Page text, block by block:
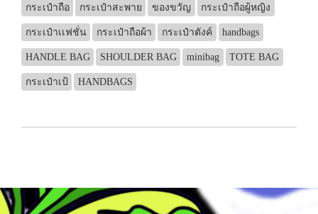
กระเป๋าถือ กระเป๋าสะพาย ของขวัญ กระเป๋าถือผู้หญิง
กระเป๋าเเฟชั่น กระเป๋าถือผ้า กระเป๋าตังค์ handbags
HANDLE BAG SHOULDER BAG minibag TOTE BAG
กระเป๋าเป้ HANDBAGS